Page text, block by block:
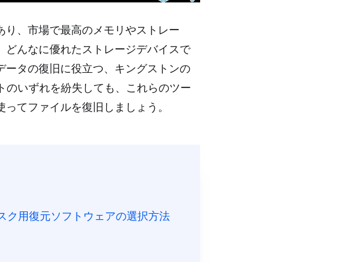
、市場で最高のメモリやストレー
んなに優れたストレージデバイスで
タの復旧に役立つ、キングストンの
のいずれを紛失しても、これらのツー
てファイルを復旧しましょう。
ク用復元ソフトウェアの選択方法